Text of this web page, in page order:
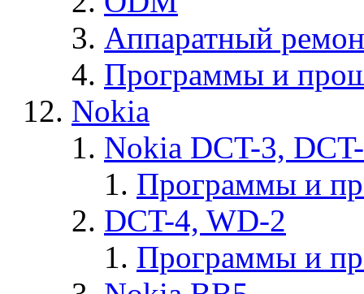
Аппаратный
Программы и
Nokia
Nokia DCT-3,
Программы и
DCT-4, WD-2
Программы и